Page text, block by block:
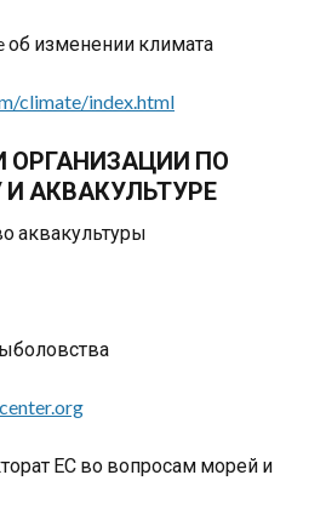
об изменении климата
climate/index.html
ОРГАНИЗАЦИИ ПО
АКВАКУЛЬТУРЕ
аквакультуры
ЕС во вопросам морей и